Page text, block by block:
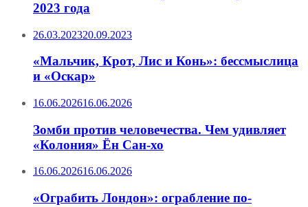
2023 года
26.03.202320.09.2023
«Мальчик, Крот, Лис и Конь»: бессмыслица
и «Оскар»
16.06.202616.06.2026
Зомби против человечества. Чем удивляет
«Колония» Ён Сан-хо
16.06.202616.06.2026
«Ограбить Лондон»: ограбление по-